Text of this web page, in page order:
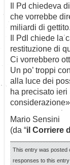
Il Pd chiedeva
che vorrebbe
miliardi di
Il Pdl chiede la
restituzione di
Ci vorrebbero
Un po’ troppi
alla luce dei
ha precisato
Mario Sensini
(da “il Corriere
This entry was posted
responses to this